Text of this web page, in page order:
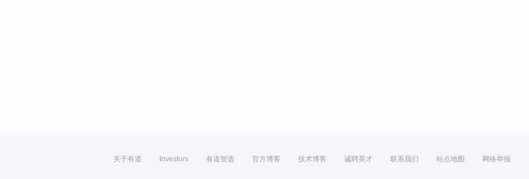
关于有道 Investors 有道智选 官方博客 技术博客 诚聘英才 联系我们 站点地图 网络举报